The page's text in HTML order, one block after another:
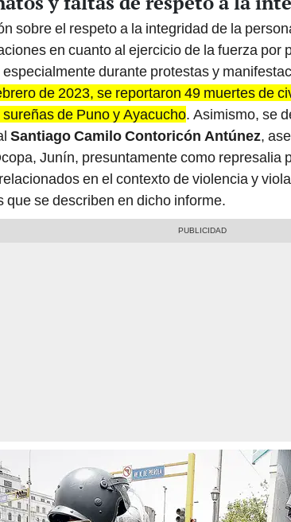
sobre el respeto a la integridad de la
en cuanto al ejercicio de la fuerza por
durante protestas y
de 2023, se reportaron 49 muertes de
de Puno y Ayacucho. Asimismo, se
Santiago Camilo Contoricón Antúnez,
Junín, presuntamente como represalia
en el contexto de violencia y
que se describen en dicho informe.